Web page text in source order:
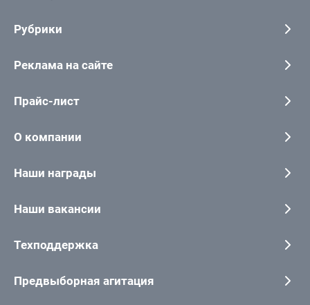
Рубрики
Реклама на сайте
Прайс-лист
О компании
Наши награды
Наши вакансии
Техподдержка
Предвыборная агитация